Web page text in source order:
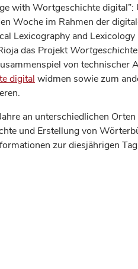
with Wortgeschichte
Woche im Rahmen der
Lexicography and
das Projekt
von technischer
digital widmen sowie zum
an unterschiedlichen
und Erstellung von
zur diesjährigen